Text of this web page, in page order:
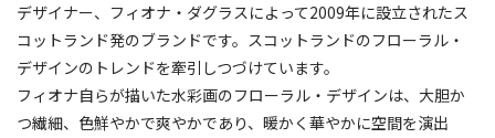
デザイナー、フィオナ・ダグラスによって2009年に設立されたス
コットランド発のブランドです。スコットランドのフローラル・
デザインのトレンドを牽引しつづけています。
フィオナ自らが描いた水彩画のフローラル・デザインは、大胆か
つ繊細、色鮮やかで爽やかであり、暖かく華やかに空間を演出